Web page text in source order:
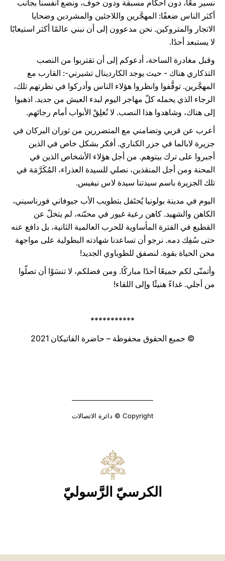
نسير معًا، دون أحكام مسبقة ودون خوف، ونضع أنفسنا بجانب
أكثر الناس ضعفًا: المهجَّرين واللاجئين والمشردين وضحايا
الاتجار والمتروكين. نحن مدعوون إلى أن نبني عالمًا أكثر استيعابًا
لا يستبعد أحدًا.
وقبل مغادرة الساحة، أدعوكم إلى أن تقتربوا من النصب
التذكاري هناك - حيث يوجد الكاردينال تشيرني-: القارب مع
المهجَّرين. توقَّفوا وانظروا هؤلاء الناس وأدركوا في نظرتهم تلك،
الرجاء الذي يحمله كلّ مهاجر اليوم لبدء العيش من جديد. اذهبوا
إلى هناك، وشاهدوا هذا النصب. لا نُغلِقْ الأبواب أمام رجائهم.
أعرب عن قربي وتضامني مع المتضررين من ثوران البركان في
جزيرة لابالما في جزر الكناري. أفكر بشكل خاص في الذين
أجبروا على ترك بيتوهم. من أجل هؤلاء الأشخاص الذين في
المحنة ومن أجل المنقذين، نصلي للسيدة العذراء، المُكَرَّمَة في
تلك الجزيرة باسم سيدتنا سيدة لاس نيفيس.
اليوم في مدينة بولونيا يُحتَفل بتطويب الأب جيوفاني فورناسيني،
الكاهن والشهيد. كاهن رعية غيور في محبّته، لم يتخلّ عن
القطيع في الفترة المأساوية للحرب العالمية الثانية، بل دافع عنه
حتى سُفِك دمه. نرجو أن تساعدنا شهادته البطولية على مواجهة
محن الحياة بقوة. لنصفق للطوباوي الجديد!
وأتمنّى لكم جميعًا أحدًا مباركًا. ومن فضلكم، لا تنسَوْا أن تصلّوا
من أجلي. غداءً هنيئًا وإلى اللقاء!
***********
© جميع الحقوق محفوظة – حاضرة الفاتيكان 2021
Copyright © دائرة الاتصالات
الكرسيّ الرَّسوليّ